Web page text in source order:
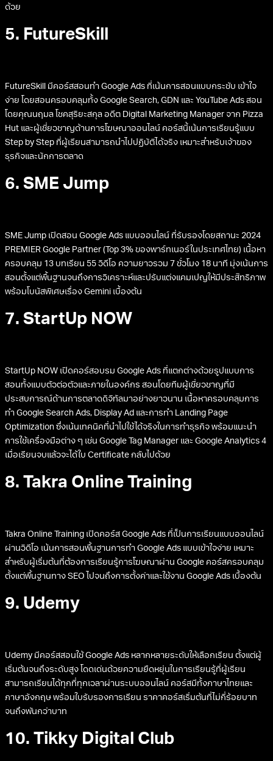
ด้วย
5. FutureSkill
FutureSkill มีคอร์สสอนทำ Google Ads ที่เน้นการสอนแบบกระชับ เข้าใจ
ง่าย โดยสอนครอบคลุมทั้ง Google Search, GDN และ YouTube Ads สอน
โดยคุณนฤมล โชคสุริยะสกุล อดีต Digital Marketing Manager จาก Pizza
Hut และผู้เชี่ยวชาญด้านการโฆษณาออนไลน์ คอร์สนี้เน้นการเรียนรู้แบบ
Step by Step ที่ผู้เรียนสามารถนำไปปฏิบัติได้จริง เหมาะสำหรับเจ้าของ
ธุรกิจและนักการตลาด
6. SME Jump
SME Jump เปิดสอน Google Ads แบบออนไลน์ ที่รับรองโดยสถานะ 2024
PREMIER Google Partner (Top 3% ของพาร์ทเนอร์ในประเทศไทย) เนื้อหา
ครอบคลุม 13 บทเรียน 55 วิดีโอ ความยาวรวม 7 ชั่วโมง 18 นาที มุ่งเน้นการ
สอนตั้งแต่พื้นฐานจนถึงการวิเคราะห์และปรับแต่งแคมเปญให้มีประสิทธิภาพ
พร้อมโบนัสพิเศษเรื่อง Gemini เบื้องต้น
7. StartUp NOW
StartUp NOW เปิดคอร์สอบรม Google Ads ที่แตกต่างด้วยรูปแบบการ
สอนทั้งแบบตัวต่อตัวและภายในองค์กร สอนโดยทีมผู้เชี่ยวชาญที่มี
ประสบการณ์ด้านการตลาดดิจิทัลมาอย่างยาวนาน เนื้อหาครอบคลุมการ
ทำ Google Search Ads, Display Ad และการทำ Landing Page
Optimization ซึ่งเน้นเทคนิคที่นำไปใช้ได้จริงในการทำธุรกิจ พร้อมแนะนำ
การใช้เครื่องมือต่าง ๆ เช่น Google Tag Manager และ Google Analytics 4
เมื่อเรียนจบแล้วจะได้ใบ Certificate กลับไปด้วย
8. Takra Online Training
Takra Online Training เปิดคอร์ส Google Ads ที่เป็นการเรียนแบบออนไลน์
ผ่านวิดีโอ เน้นการสอนพื้นฐานการทำ Google Ads แบบเข้าใจง่าย เหมาะ
สำหรับผู้เริ่มต้นที่ต้องการเรียนรู้การโฆษณาผ่าน Google คอร์สครอบคลุม
ตั้งแต่พื้นฐานทาง SEO ไปจนถึงการตั้งค่าและใช้งาน Google Ads เบื้องต้น
9. Udemy
Udemy มีคอร์สสอนใช้ Google Ads หลากหลายระดับให้เลือกเรียน ตั้งแต่ผู้
เริ่มต้นจนถึงระดับสูง โดดเด่นด้วยความยืดหยุ่นในการเรียนรู้ที่ผู้เรียน
สามารถเรียนได้ทุกที่ทุกเวลาผ่านระบบออนไลน์ คอร์สมีทั้งภาษาไทยและ
ภาษาอังกฤษ พร้อมใบรับรองการเรียน ราคาคอร์สเริ่มต้นที่ไม่กี่ร้อยบาท
จนถึงพันกว่าบาท
10. Tikky Digital Club